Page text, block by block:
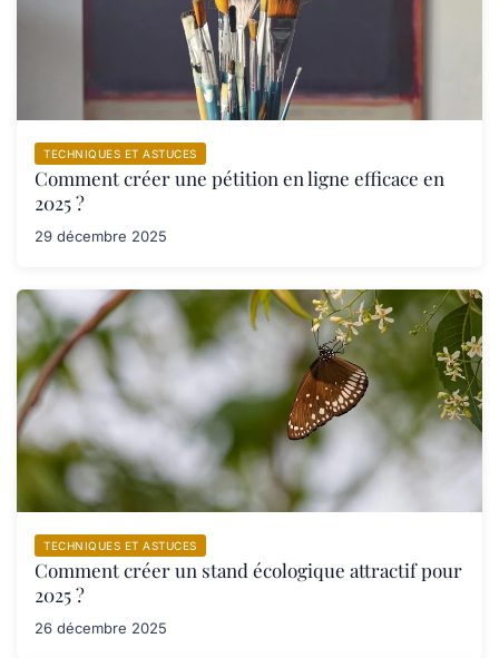
TECHNIQUES ET ASTUCES
Comment créer une pétition en ligne efficace en
2025 ?
29 décembre 2025
TECHNIQUES ET ASTUCES
Comment créer un stand écologique attractif pour
2025 ?
26 décembre 2025